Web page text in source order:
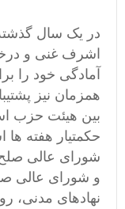
در یک سال
اشرف غنی و
آمادگی خود را
همزمان نیز
بین هیئت حزب
حکمتیار هفته
شورای عالی
و شورای عالی
نهادهای مدنی،